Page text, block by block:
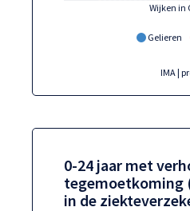
Gelieren
Wijken in
IMA |
0-24 jaar met
tegemoetkoming
in de